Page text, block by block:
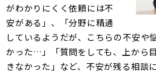
がわかりにくく依頼には不
安がある」、「分野に精通
しているようだが、こちらの不安や
かった…」「質問をしても、上から
きなかった」など、不安が残る相談